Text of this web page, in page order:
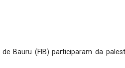
Bauru (FIB) participaram da